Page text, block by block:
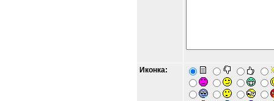
Иконка: